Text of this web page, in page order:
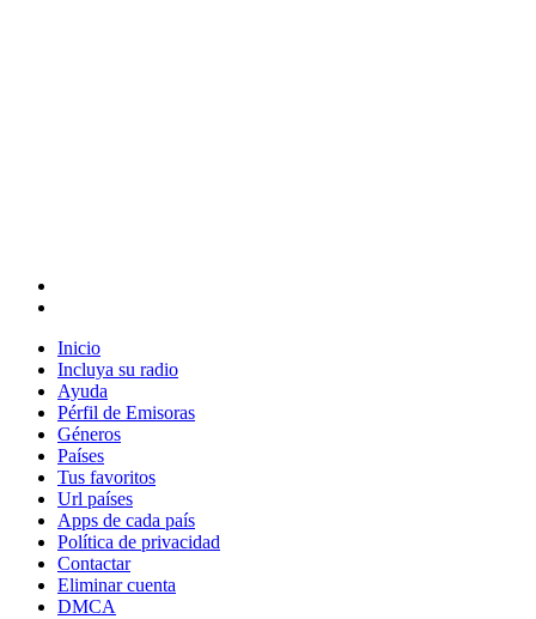
Inicio
Incluya su radio
Ayuda
Pérfil de Emisoras
Géneros
Países
Tus favoritos
Url países
Apps de cada país
Política de privacidad
Contactar
Eliminar cuenta
DMCA